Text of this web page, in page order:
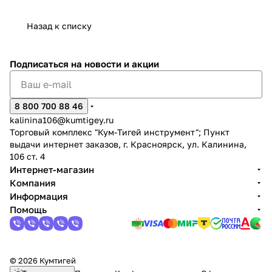
Назад к списку
Подписаться на новости и акции
8 800 700 88 46
kalinina106@kumtigey.ru
Торговый комплекс "Кум-Тигей инструмент"; Пункт
выдачи интернет заказов, г. Красноярск, ул. Калинина,
106 ст. 4
Интернет-магазин
Компания
Информация
Помощь
© 2026 Кумтигей